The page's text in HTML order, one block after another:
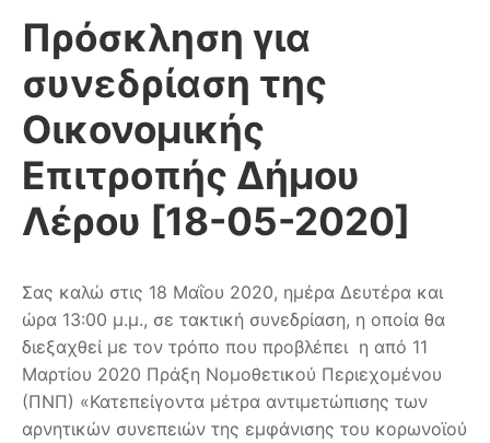
Πρόσκληση για
συνεδρίαση της
Οικονομικής
Επιτροπής Δήμου
Λέρου [18-05-2020]
Σας καλώ στις 18 Μαΐου 2020, ημέρα Δευτέρα και
ώρα 13:00 μ.μ., σε τακτική συνεδρίαση, η οποία θα
διεξαχθεί με τον τρόπο που προβλέπει η από 11
Μαρτίου 2020 Πράξη Νομοθετικού Περιεχομένου
(ΠΝΠ) «Κατεπείγοντα μέτρα αντιμετώπισης των
αρνητικών συνεπειών της εμφάνισης του κορωνοϊού